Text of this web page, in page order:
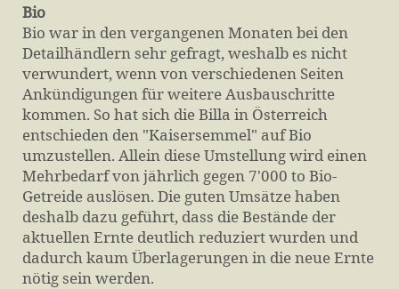
Bio
Bio war in den vergangenen Monaten bei den
Detailhändlern sehr gefragt, weshalb es nicht
verwundert, wenn von verschiedenen Seiten
Ankündigungen für weitere Ausbauschritte
kommen. So hat sich die Billa in Österreich
entschieden den "Kaisersemmel" auf Bio
umzustellen. Allein diese Umstellung wird einen
Mehrbedarf von jährlich gegen 7'000 to Bio-
Getreide auslösen. Die guten Umsätze haben
deshalb dazu geführt, dass die Bestände der
aktuellen Ernte deutlich reduziert wurden und
dadurch kaum Überlagerungen in die neue Ernte
nötig sein werden.